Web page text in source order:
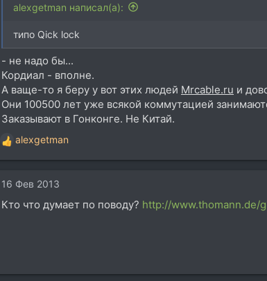
alexgetman написал(а):
типо Qick lock
- не надо бы...
Кордиал - вполне.
А ваще-то я беру у вот этих людей Mrcable.ru и
Они 100500 лет уже всякой коммутацией
Заказывают в Гонконге. Не Китай.
Р
е
к
и
alexgetman
16 Фев 2013
Кто что думает по поводу? http://www.thomann.de/